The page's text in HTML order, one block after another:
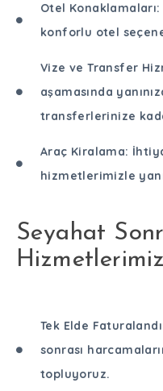
Otel
konforlu otel
Vize ve Transfer
aşamasında
transferlerinize
Araç Kiralama:
hizmetlerimizle
Seyahat
Hizmetlerimiz
Tek Elde
sonrası
topluyoruz.